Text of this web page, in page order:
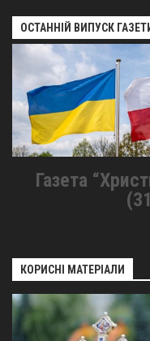
ОСТАННІЙ ВИПУСК
Газета
КОРИСНІ МАТЕРІАЛИ